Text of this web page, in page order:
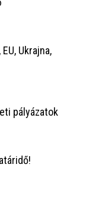
Ukrajna,
pályázatok